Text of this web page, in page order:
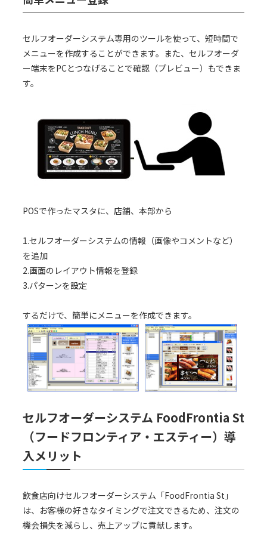
セルフオーダーシステム専用のツールを使って、短時間で
メニューを作成することができます。また、セルフオーダ
ー端末をPCとつなげることで確認（プレビュー）もできま
す。
POSで作ったマスタに、店舗、本部から
1.セルフオーダーシステムの情報（画像やコメントなど）
を追加
2.画面のレイアウト情報を登録
3.パターンを設定
するだけで、簡単にメニューを作成できます。
セルフオーダーシステム FoodFrontia St
（フードフロンティア・エスティー）導
入メリット
飲食店向けセルフオーダーシステム「FoodFrontia St」
は、お客様の好きなタイミングで注文できるため、注文の
機会損失を減らし、売上アップに貢献します。